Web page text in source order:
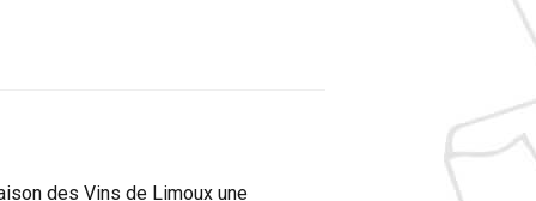
des Vins de Limoux une